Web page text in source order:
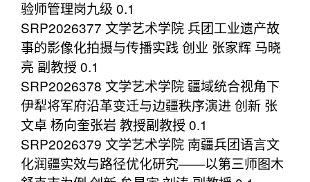
验师管理岗九级 0.1
SRP2026377 文学艺术学院 兵团工业遗产故
事的影像化拍摄与传播实践 创业 张家辉 马晓
亮 副教授 0.1
SRP2026378 文学艺术学院 疆域统合视角下
伊犁将军府沿革变迁与边疆秩序演进 创新 张
文卓 杨向奎张岩 教授副教授 0.1
SRP2026379 文学艺术学院 南疆兵团语言文
化润疆实效与路径优化研究——以第三师图木